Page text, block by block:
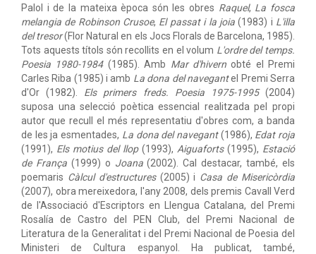
Palol i de la mateixa època són les obres Raquel, La fosca
melangia de Robinson Crusoe, El passat i la joia(1983) i L'illa
del tresor(Flor Natural en els Jocs Florals de Barcelona, 1985).
Tots aquests títols són recollits en el volum L'ordre del temps.
Poesia 1980-1984(1985). Amb Mar d'hivernobté el Premi
Carles Riba (1985) i amb La dona del navegantel Premi Serra
d'Or (1982). Els primers freds. Poesia 1975-1995(2004)
suposa una selecció poètica essencial realitzada pel propi
autor que recull el més representatiu d'obres com, a banda
de les ja esmentades, La dona del navegant(1986), Edat roja
(1991), Els motius del llop(1993), Aiguaforts(1995), Estació
de França(1999) o Joana(2002). Cal destacar, també, els
poemaris Càlcul d'estructures(2005) i Casa de Misericòrdia
(2007), obra mereixedora, l'any 2008, dels premis Cavall Verd
de l'Associació d'Escriptors en Llengua Catalana, del Premi
Rosalía de Castro del PEN Club, del Premi Nacional de
Literatura de la Generalitat i del Premi Nacional de Poesia del
Ministeri de Cultura espanyol. Ha publicat, també,